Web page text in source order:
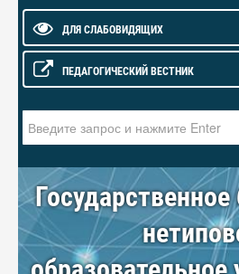
ДЛЯ СЛАБОВИДЯЩИХ
ПЕДАГОГИЧЕСКИЙ ВЕСТНИК